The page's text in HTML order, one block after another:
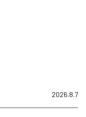
2026.8.7